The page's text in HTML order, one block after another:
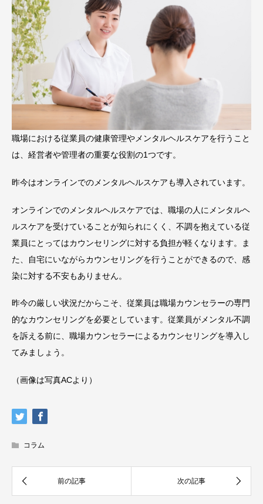
職場における従業員の健康管理やメンタルヘルスケアを行うこと
は、経営者や管理者の重要な役割の1つです。
昨今はオンラインでのメンタルヘルスケアも導入されています。
オンラインでのメンタルヘルスケアでは、職場の人にメンタルヘ
ルスケアを受けていることが知られにくく、不調を抱えている従
業員にとってはカウンセリングに対する負担が軽くなります。ま
た、自宅にいながらカウンセリングを行うことができるので、感
染に対する不安もありません。
昨今の厳しい状況だからこそ、従業員は職場カウンセラーの専門
的なカウンセリングを必要としています。従業員がメンタル不調
を訴える前に、職場カウンセラーによるカウンセリングを導入し
てみましょう。
（画像は写真ACより）
コラム